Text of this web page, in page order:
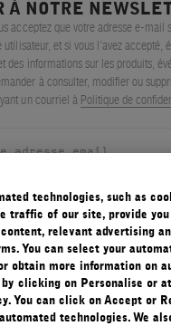
À NOTRE
acceptez que votre adresse e-
et si vous l’avez accepté,
des informations sur les produits,
à consulter, modifier ou
un courriel à Politique de
S'ENREGISTRER
technologies, such as
traffic of our site, provide
relevant advertising
You can select your
obtain more information on
clicking on Personalise or
You can click on Accept or
technologies. We